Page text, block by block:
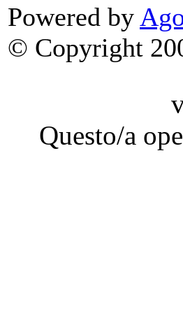
Powered by
© Copyright
Questo/a